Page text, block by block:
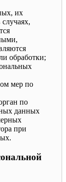
их
обработки;
мер по
по
данных
при